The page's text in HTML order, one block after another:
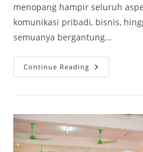
menopang hampir seluruh
komunikasi pribadi, bisnis,
semuanya bergantung…
Continue Reading Memilih
Masa
Terbaik
Sidoarjo
2026